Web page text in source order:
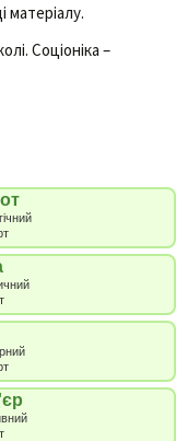
матеріалу.
Соціоніка –